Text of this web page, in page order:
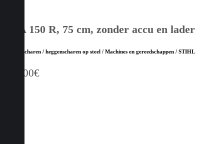
HSA 150 R, 75 cm, zonder accu en lader
Heggenscharen / heggenscharen op steel / Machines en gereedschappen / STIHL
749,00€